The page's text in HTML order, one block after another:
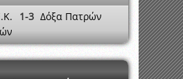
1-3 Δόξα Πατρών